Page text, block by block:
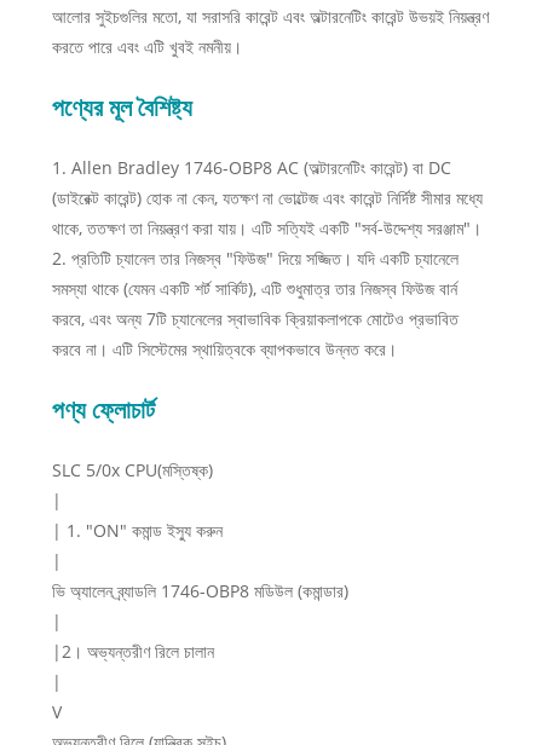
আলোর সুইচগুলির মতো, যা সরাসরি কারেন্ট এবং অল্টারনেটিং কারেন্ট উভয়ই নিয়ন্ত্রণ
করতে পারে এবং এটি খুবই নমনীয়।
পণ্যের মূল বৈশিষ্ট্য
1. Allen Bradley 1746-OBP8 AC (অল্টারনেটিং কারেন্ট) বা DC
(ডাইরেক্ট কারেন্ট) হোক না কেন, যতক্ষণ না ভোল্টেজ এবং কারেন্ট নির্দিষ্ট সীমার মধ্যে
থাকে, ততক্ষণ তা নিয়ন্ত্রণ করা যায়। এটি সত্যিই একটি "সর্ব-উদ্দেশ্য সরঞ্জাম"।
2. প্রতিটি চ্যানেল তার নিজস্ব "ফিউজ" দিয়ে সজ্জিত। যদি একটি চ্যানেলে
সমস্যা থাকে (যেমন একটি শর্ট সার্কিট), এটি শুধুমাত্র তার নিজস্ব ফিউজ বার্ন
করবে, এবং অন্য 7টি চ্যানেলের স্বাভাবিক ক্রিয়াকলাপকে মোটেও প্রভাবিত
করবে না। এটি সিস্টেমের স্থায়িত্বকে ব্যাপকভাবে উন্নত করে।
পণ্য ফ্লোচার্ট
SLC 5/0x CPU(মস্তিষ্ক)
|
| 1. "ON" কমান্ড ইস্যু করুন
|
ভি অ্যালেন ব্র্যাডলি 1746-OBP8 মডিউল (কমান্ডার)
|
|2। অভ্যন্তরীণ রিলে চালান
|
V